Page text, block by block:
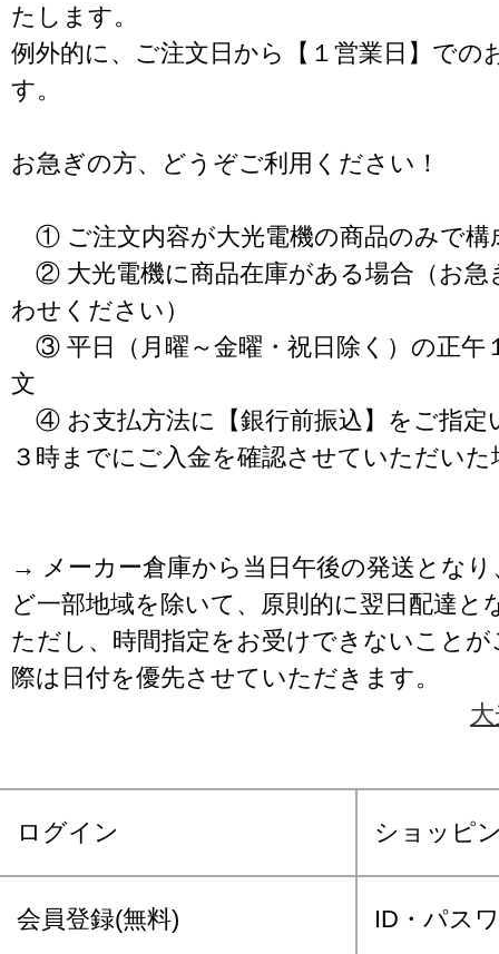
たします。
例外的に、ご注文日から【１営業日】での
す。
お急ぎの方、どうぞご利用ください！
① ご注文内容が大光電機の商品のみで構
② 大光電機に商品在庫がある場合（お急
わせください）
③ 平日（月曜～金曜・祝日除く）の正午
文
④ お支払方法に【銀行前振込】をご指定
３時までにご入金を確認させていただいた
→ メーカー倉庫から当日午後の発送となり
ど一部地域を除いて、原則的に翌日配達と
ただし、時間指定をお受けできないこと
際は日付を優先させていただきます。
ログイン ショッピ
会員登録(無料) ID・パス